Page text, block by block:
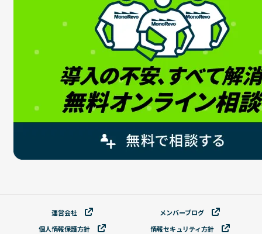
運営会社
メンバーブログ
個⼈情報保護⽅針
情報セキュリティ⽅針